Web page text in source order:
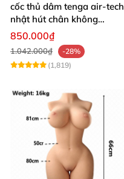
cốc thủ dâm tenga air-tech
nhật hút chân không
silicone cao cấp nam
850.000₫
1.042.000₫
-28%
(1,819)